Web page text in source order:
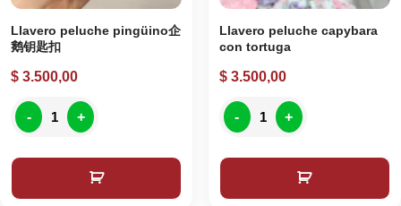
Llavero peluche pingüino企
鹅钥匙扣
$ 3.500,00
- +
Llavero peluche capybara
con tortuga
$3.500,00
- +